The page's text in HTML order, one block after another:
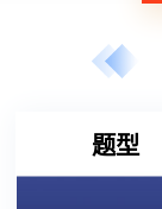
题型